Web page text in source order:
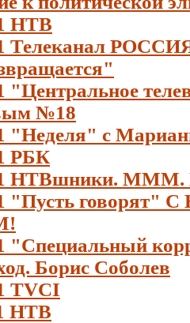
НТВ
Телеканал
"Центральное
№18
"Неделя" с
РБК
НТВшники. МММ.
"Пусть
"Специальный
Борис Соболев
TVCI
НТВ